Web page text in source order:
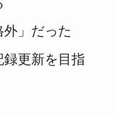
」だった
録更新を目指